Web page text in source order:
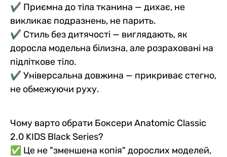
✔ Приємна до тіла тканина — дихає, не
викликає подразнень, не парить.
✔ Стиль без дитячості — виглядають, як
доросла модельна білизна, але розраховані на
підліткове тіло.
✔ Універсальна довжина — прикриває стегно,
не обмежуючи руху.
Чому варто обрати Боксери Anatomic Classic
2.0 KIDS Black Series?
✅ Це не "зменшена копія" дорослих моделей,